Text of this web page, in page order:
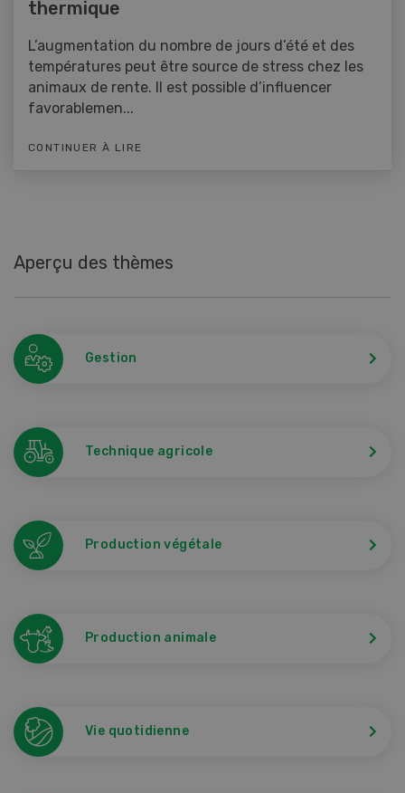
thermique
L’augmentation du nombre de jours d’été et des
températures peut être source de stress chez les
animaux de rente. Il est possible d’influencer
favorablemen...
CONTINUER À LIRE
Aperçu des thèmes
Gestion
Technique agricole
Production végétale
Production animale
Vie quotidienne